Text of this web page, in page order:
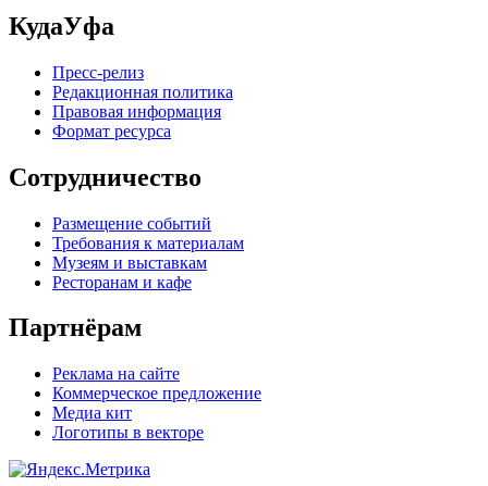
КудаУфа
Пресс-релиз
Редакционная политика
Правовая информация
Формат ресурса
Сотрудничество
Размещение событий
Требования к материалам
Музеям и выставкам
Ресторанам и кафе
Партнёрам
Реклама на сайте
Коммерческое предложение
Медиа кит
Логотипы в векторе